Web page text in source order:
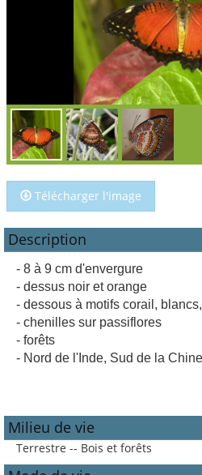
Télécharger l'image
Description
- 8 à 9 cm d'envergure
- dessus noir et orange
- dessous à motifs corail,
- chenilles sur passiflores
- forêts
- Nord de l'Inde, Sud de la
Milieu de vie
Terrestre -- Bois et forêts